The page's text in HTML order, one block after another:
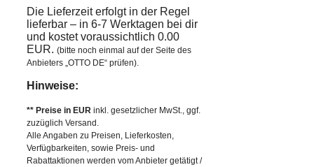
Die Lieferzeit erfolgt in der Regel
lieferbar – in 6-7 Werktagen bei dir
und kostet voraussichtlich 0.00
EUR. (bitte noch einmal auf der Seite des
Anbieters „OTTO DE“ prüfen).
Hinweise:
** Preise in EUR inkl. gesetzlicher MwSt., ggf.
zuzüglich Versand.
Alle Angaben zu Preisen, Lieferkosten,
Verfügbarkeiten, sowie Preis- und
Rabattaktionen werden vom Anbieter getätigt /